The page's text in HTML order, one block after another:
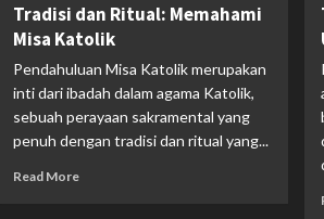
Tradisi dan Ritual: Memahami
Misa Katolik
Pendahuluan Misa Katolik merupakan
inti dari ibadah dalam agama Katolik,
sebuah perayaan sakramental yang
penuh dengan tradisi dan ritual yang...
Read More